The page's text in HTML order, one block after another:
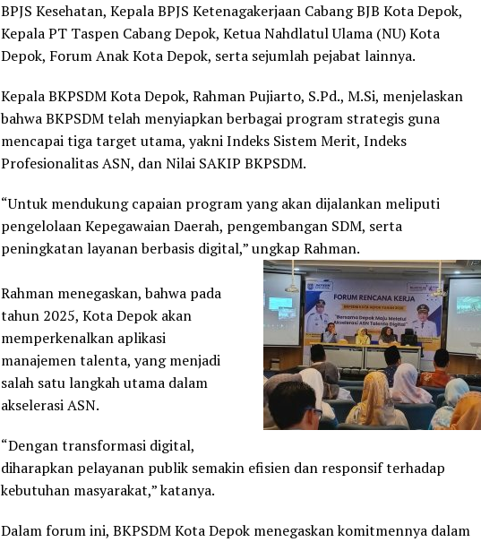
BPJS Kesehatan, Kepala BPJS Ketenagakerjaan Cabang BJB Kota Depok,
Kepala PT Taspen Cabang Depok, Ketua Nahdlatul Ulama (NU) Kota
Depok, Forum Anak Kota Depok, serta sejumlah pejabat lainnya.
Kepala BKPSDM Kota Depok, Rahman Pujiarto, S.Pd., M.Si, menjelaskan
bahwa BKPSDM telah menyiapkan berbagai program strategis guna
mencapai tiga target utama, yakni Indeks Sistem Merit, Indeks
Profesionalitas ASN, dan Nilai SAKIP BKPSDM.
“Untuk mendukung capaian program yang akan dijalankan meliputi
pengelolaan Kepegawaian Daerah, pengembangan SDM, serta
peningkatan layanan berbasis digital,” ungkap Rahman.
Rahman menegaskan, bahwa pada
tahun 2025, Kota Depok akan
memperkenalkan aplikasi
manajemen talenta, yang menjadi
salah satu langkah utama dalam
akselerasi ASN.
“Dengan transformasi digital,
diharapkan pelayanan publik semakin efisien dan responsif terhadap
kebutuhan masyarakat,” katanya.
Dalam forum ini, BKPSDM Kota Depok menegaskan komitmennya dalam